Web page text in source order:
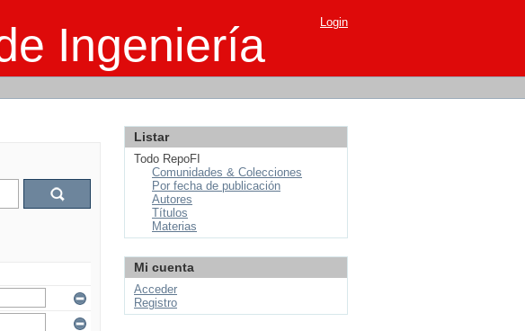
Ingeniería Login
Listar
Todo RepoFI
Comunidades & Colecciones
Por fecha de publicación
Autores
Títulos
Materias
Mi cuenta
Acceder
Registro